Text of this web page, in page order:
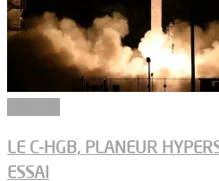
LE C-HGB, PLANEUR
ESSAI